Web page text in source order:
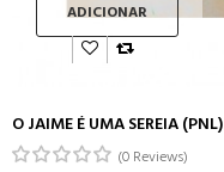
ADICIONAR
O JAIME É UMA SEREIA (PNL)
(0 Reviews)